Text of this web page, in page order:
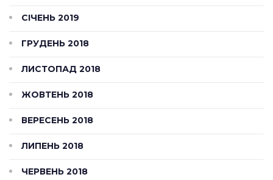
СІЧЕНЬ 2019
ГРУДЕНЬ 2018
ЛИСТОПАД 2018
ЖОВТЕНЬ 2018
ВЕРЕСЕНЬ 2018
ЛИПЕНЬ 2018
ЧЕРВЕНЬ 2018